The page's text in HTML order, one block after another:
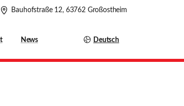
Bauhofstraße 12, 63762 Großostheim
News Deutsch